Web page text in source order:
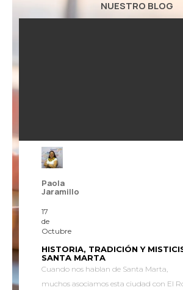
NUESTRO BLOG
Paola
Jaramillo
17
de
Octubre
HISTORIA, TRADICIÓN Y
SANTA MARTA
Cuando nos hablan de Santa Marta,
muchos asociamos esta ciudad con El